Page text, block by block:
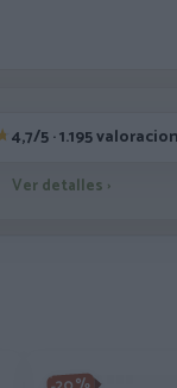
4,7/5 · 1.195
Ver detalles ›